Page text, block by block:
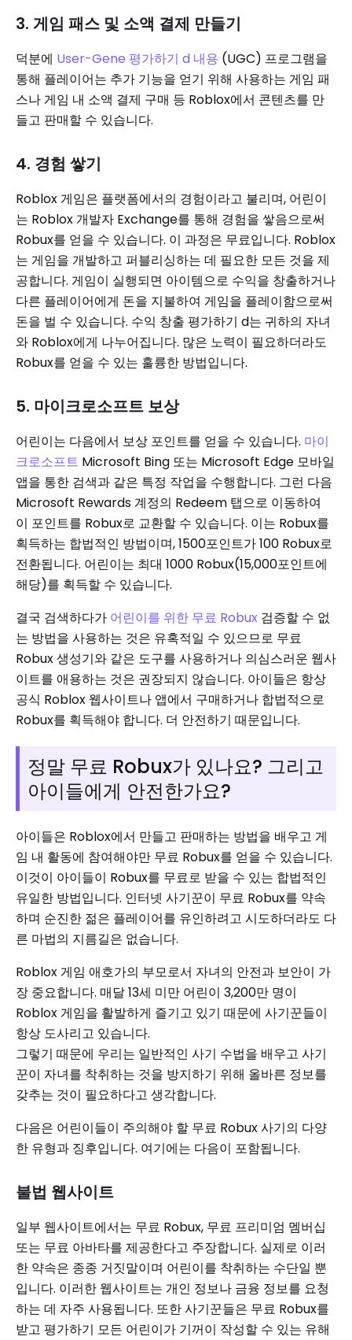
3. 게임 패스 및 소액 결제 만들기
덕분에 User-Gene 평가하기 d 내용 (UGC) 프로그램을
통해 플레이어는 추가 기능을 얻기 위해 사용하는 게임 패
스나 게임 내 소액 결제 구매 등 Roblox에서 콘텐츠를 만
들고 판매할 수 있습니다.
4. 경험 쌓기
Roblox 게임은 플랫폼에서의 경험이라고 불리며, 어린이
는 Roblox 개발자 Exchange를 통해 경험을 쌓음으로써
Robux를 얻을 수 있습니다. 이 과정은 무료입니다. Roblox
는 게임을 개발하고 퍼블리싱하는 데 필요한 모든 것을 제
공합니다. 게임이 실행되면 아이템으로 수익을 창출하거나
다른 플레이어에게 돈을 지불하여 게임을 플레이함으로써
돈을 벌 수 있습니다. 수익 창출 평가하기 d는 귀하의 자녀
와 Roblox에게 나누어집니다. 많은 노력이 필요하더라도
Robux를 얻을 수 있는 훌륭한 방법입니다.
5. 마이크로소프트 보상
어린이는 다음에서 보상 포인트를 얻을 수 있습니다. 마이
크로소프트 Microsoft Bing 또는 Microsoft Edge 모바일
앱을 통한 검색과 같은 특정 작업을 수행합니다. 그런 다음
Microsoft Rewards 계정의 Redeem 탭으로 이동하여
이 포인트를 Robux로 교환할 수 있습니다. 이는 Robux를
획득하는 합법적인 방법이며, 1500포인트가 100 Robux로
전환됩니다. 어린이는 최대 1000 Robux(15,000포인트에
해당)를 획득할 수 있습니다.
결국 검색하다가 어린이를 위한 무료 Robux 검증할 수 없
는 방법을 사용하는 것은 유혹적일 수 있으므로 무료
Robux 생성기와 같은 도구를 사용하거나 의심스러운 웹사
이트를 애용하는 것은 권장되지 않습니다. 아이들은 항상
공식 Roblox 웹사이트나 앱에서 구매하거나 합법적으로
Robux를 획득해야 합니다. 더 안전하기 때문입니다.
정말 무료 Robux가 있나요? 그리고
아이들에게 안전한가요?
아이들은 Roblox에서 만들고 판매하는 방법을 배우고 게
임 내 활동에 참여해야만 무료 Robux를 얻을 수 있습니다.
이것이 아이들이 Robux를 무료로 받을 수 있는 합법적인
유일한 방법입니다. 인터넷 사기꾼이 무료 Robux를 약속
하며 순진한 젊은 플레이어를 유인하려고 시도하더라도 다
른 마법의 지름길은 없습니다.
Roblox 게임 애호가의 부모로서 자녀의 안전과 보안이 가
장 중요합니다. 매달 13세 미만 어린이 3,200만 명이
Roblox 게임을 활발하게 즐기고 있기 때문에 사기꾼들이
항상 도사리고 있습니다.
그렇기 때문에 우리는 일반적인 사기 수법을 배우고 사기
꾼이 자녀를 착취하는 것을 방지하기 위해 올바른 정보를
갖추는 것이 필요하다고 생각합니다.
다음은 어린이들이 주의해야 할 무료 Robux 사기의 다양
한 유형과 징후입니다. 여기에는 다음이 포함됩니다.
불법 웹사이트
일부 웹사이트에서는 무료 Robux, 무료 프리미엄 멤버십
또는 무료 아바타를 제공한다고 주장합니다. 실제로 이러
한 약속은 종종 거짓말이며 어린이를 착취하는 수단일 뿐
입니다. 이러한 웹사이트는 개인 정보나 금융 정보를 요청
하는 데 자주 사용됩니다. 또한 사기꾼들은 무료 Robux를
받고 평가하기 모든 어린이가 기꺼이 작성할 수 있는 유해